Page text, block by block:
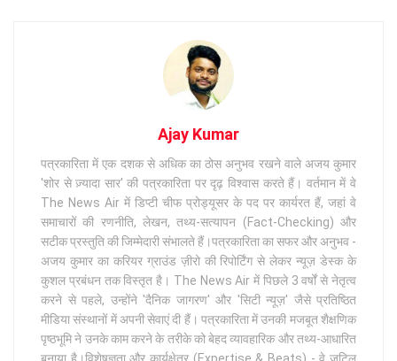
Ajay Kumar
पत्रकारिता में एक दशक से अधिक का ठोस अनुभव रखने वाले अजय कुमार
'शोर से ज़्यादा सार' की पत्रकारिता पर दृढ़ विश्वास करते हैं। वर्तमान में वे
The News Air में डिप्टी चीफ प्रोड्यूसर के पद पर कार्यरत हैं, जहां वे
समाचारों की रणनीति, लेखन, तथ्य-सत्यापन (Fact-Checking) और
सटीक प्रस्तुति की जिम्मेदारी संभालते हैं।पत्रकारिता का सफर और अनुभव -
अजय कुमार का करियर ग्राउंड ज़ीरो की रिपोर्टिंग से लेकर न्यूज़ डेस्क के
कुशल प्रबंधन तक विस्तृत है। The News Air में पिछले 3 वर्षों से नेतृत्व
करने से पहले, उन्होंने 'दैनिक जागरण' और 'सिटी न्यूज़' जैसे प्रतिष्ठित
मीडिया संस्थानों में अपनी सेवाएं दी हैं। पत्रकारिता में उनकी मजबूत शैक्षणिक
पृष्ठभूमि ने उनके काम करने के तरीके को बेहद व्यावहारिक और तथ्य-आधारित